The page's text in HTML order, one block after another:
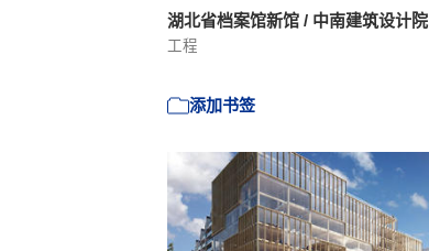
湖北省档案馆新馆 / 中南建筑设计院
工程
添加书签